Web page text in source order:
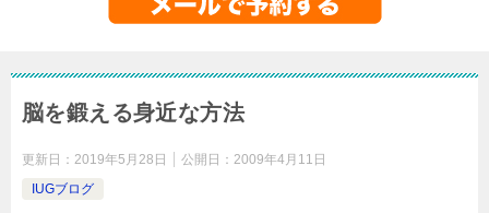
脳を鍛える身近な方法
更新日： 2019年5月28日 公開日： 2009年4月11日
IUGブログ